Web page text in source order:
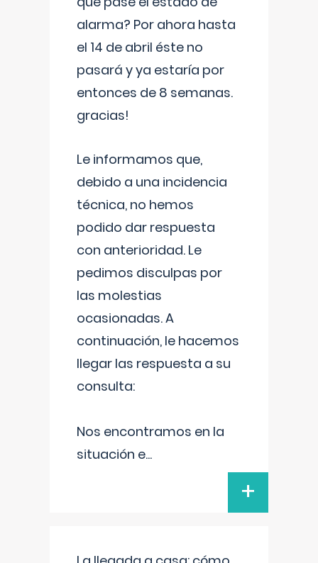
alarma? Por ahora hasta
el 14 de abril éste no
pasará y ya estaría por
entonces de 8 semanas.
gracias!
Le informamos que,
debido a una incidencia
técnica, no hemos
podido dar respuesta
con anterioridad. Le
pedimos disculpas por
las molestias
ocasionadas. A
continuación, le hacemos
llegar las respuesta a su
consulta:
Nos encontramos en la
situación e...
+